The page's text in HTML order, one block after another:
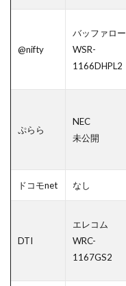
@nifty
バッファロー
WSR-
1166DHPL2
ぷらら
NEC
未公開
ドコモnet なし
DTI
エレコム
WRC-
1167GS2